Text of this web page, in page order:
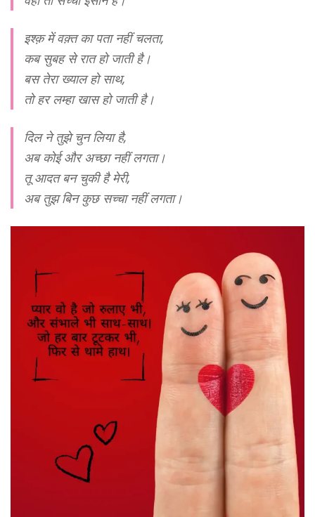
इश्क़ में वक़्त का पता नहीं चलता,
कब सुबह से रात हो जाती है।
बस तेरा ख्याल हो साथ,
तो हर लम्हा खास हो जाती है।
दिल ने तुझे चुन लिया है,
अब कोई और अच्छा नहीं लगता।
तू आदत बन चुकी है मेरी,
अब तुझ बिन कुछ सच्चा नहीं लगता।